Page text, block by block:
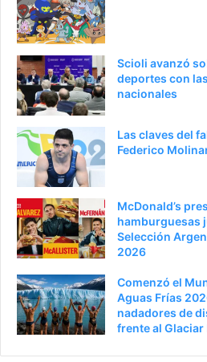
Scioli avanzó
deportes con
nacionales
Las claves del
Federico
McDonald’s
hamburguesas
Selección
2026
Comenzó el
Aguas Frías
nadadores de
frente al